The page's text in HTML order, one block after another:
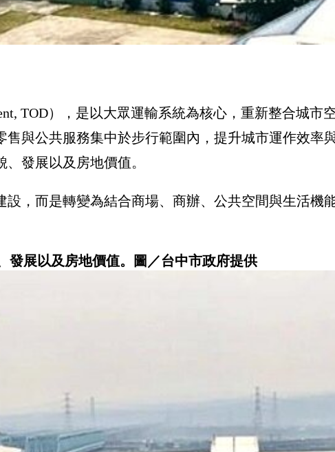
TOD），是以大眾運輸系統為核心，重新整合城
與公共服務集中於步行範圍內，提升城市運作效率
發展以及房地價值。
，而是轉變為結合商場、商辦、公共空間與生活機
發展以及房地價值。圖／台中市政府提供